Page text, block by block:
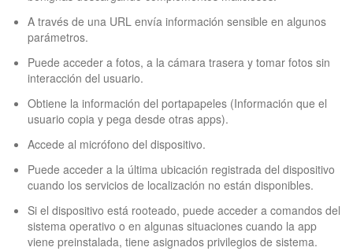
A través de una URL envía información sensible en algunos
parámetros.
Puede acceder a fotos, a la cámara trasera y tomar fotos sin
interacción del usuario.
Obtiene la información del portapapeles (Información que el
usuario copia y pega desde otras apps).
Accede al micrófono del dispositivo.
Puede acceder a la última ubicación registrada del dispositivo
cuando los servicios de localización no están disponibles.
Si el dispositivo está rooteado, puede acceder a comandos del
sistema operativo o en algunas situaciones cuando la app
viene preinstalada, tiene asignados privilegios de sistema.